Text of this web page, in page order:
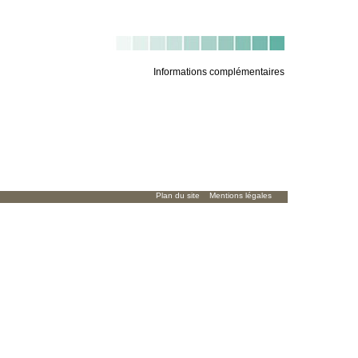
Informations complémentaires
Plan du site Mentions légales